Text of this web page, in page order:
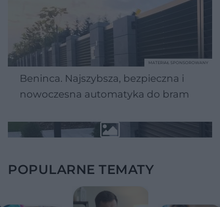
Beninca. Najszybsza, bezpieczna i
nowoczesna automatyka do bram
MATERIAŁ SPONSOROWANY
POPULARNE TEMATY